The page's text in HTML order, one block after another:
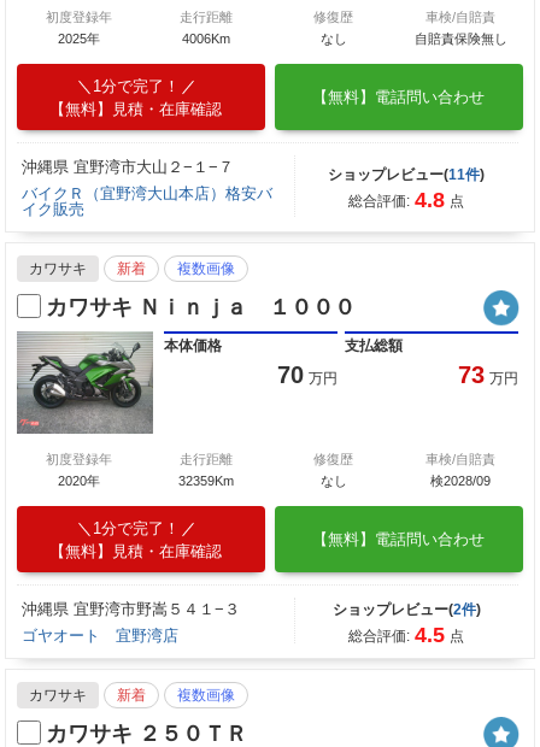
初度登録年
2025年
走行距離
4006Km
修復歴
なし
車検/自賠責
自賠責保険無し
1分で完了！
【無料】見積・在庫確認
【無料】電話問い合わせ
沖縄県 宜野湾市大山２−１−７
バイクＲ（宜野湾大山本店）格安バ
イク販売
ショップレビュー(11件)
総合評価: 4.8 点
カワサキ 新着 複数画像
カワサキ Ｎｉｎｊａ １０００
本体価格
70 万円
支払総額
73 万円
初度登録年
2020年
走行距離
32359Km
修復歴
なし
車検/自賠責
検2028/09
1分で完了！
【無料】見積・在庫確認
【無料】電話問い合わせ
沖縄県 宜野湾市野嵩５４１−３
ゴヤオート 宜野湾店
ショップレビュー(2件)
総合評価: 4.5 点
カワサキ 新着 複数画像
カワサキ ２５０ＴＲ